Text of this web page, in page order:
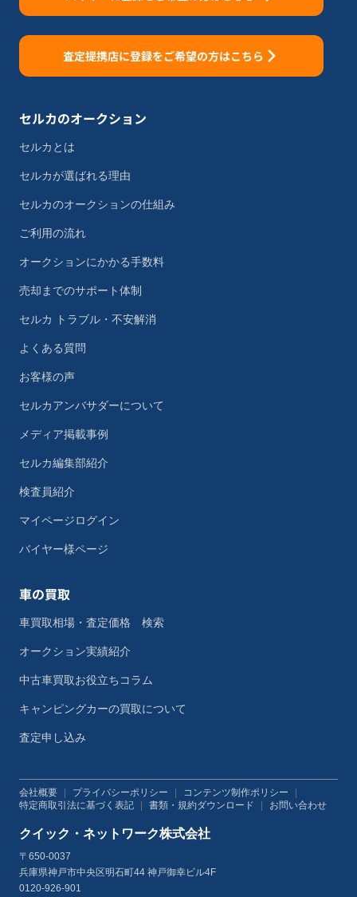
査定提携店に登録をご希望の方はこちら
セルカのオークション
セルカとは
セルカが選ばれる理由
セルカのオークションの仕組み
ご利用の流れ
オークションにかかる手数料
売却までのサポート体制
セルカ トラブル・不安解消
よくある質問
お客様の声
セルカアンバサダーについて
メディア掲載事例
セルカ編集部紹介
検査員紹介
マイページログイン
バイヤー様ページ
車の買取
車買取相場・査定価格 検索
オークション実績紹介
中古車買取お役立ちコラム
キャンピングカーの買取について
査定申し込み
会社概要 プライバシーポリシー コンテンツ制作ポリシー
特定商取引法に基づく表記
書類・規約ダウンロード お問い合わせ
クイック・ネットワーク株式会社
〒650-0037
兵庫県神戸市中央区明石町44 神戸御幸ビル4F
0120-926-901